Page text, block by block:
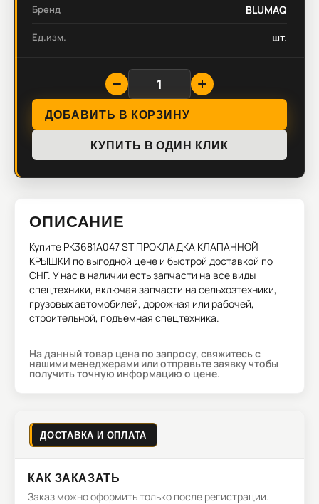
Бренд BLUMAQ
Ед.изм. шт.
ДОБАВИТЬ В КОРЗИНУ
КУПИТЬ В ОДИН КЛИК
ОПИСАНИЕ
Купите PK3681A047 ST ПРОКЛАДКА КЛАПАННОЙ
КРЫШКИ по выгодной цене и быстрой доставкой по
СНГ. У нас в наличии есть запчасти на все виды
спецтехники, включая запчасти на сельхозтехники,
грузовых автомобилей, дорожная или рабочей,
строительной, подъемная спецтехника.
На данный товар цена по запросу, свяжитесь с
нашими менеджерами или отправьте заявку чтобы
получить точную информацию о цене.
ДОСТАВКА И ОПЛАТА
КАК ЗАКАЗАТЬ
Заказ можно оформить только после регистрации.